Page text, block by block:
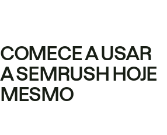
COMECE A USAR
A SEMRUSH HOJE
MESMO